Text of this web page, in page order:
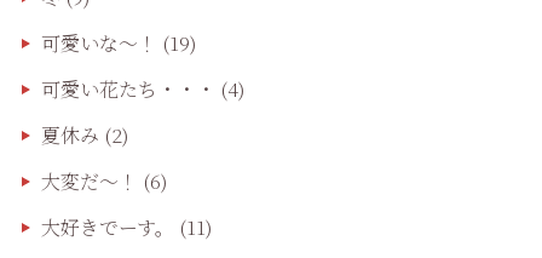
可愛いな〜！ (19)
可愛い花たち・・・ (4)
夏休み (2)
大変だ〜！ (6)
大好きでーす。
(11)